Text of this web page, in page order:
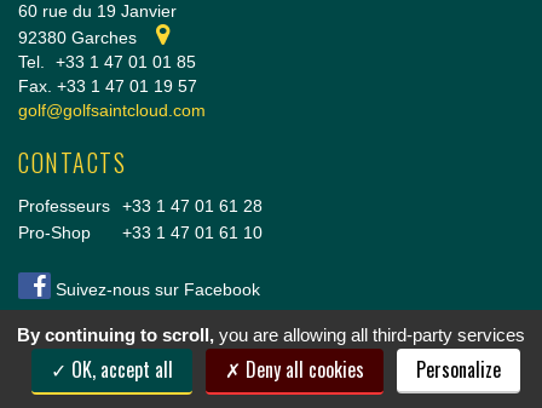
60 rue du 19 Janvier
92380 Garches
Tel.
+33 1 47 01 01 85
Fax. +33 1 47 01 19 57
golf@golfsaintcloud.com
CONTACTS
Professeurs
+33 1 47 01 61 28
Pro-Shop
+33 1 47 01 61 10
Suivez-nous sur Facebook
Copyright © 2014 Golf de Saint-Cloud |Conditions Générales de vente|Mentions légales
& crédits |Cookies|Politique de confidentialité Nous rejoindre
Réalisation vt-design
2014
By continuing to scroll, you are allowing all third-party services
OK, accept all Deny all cookies Personalize